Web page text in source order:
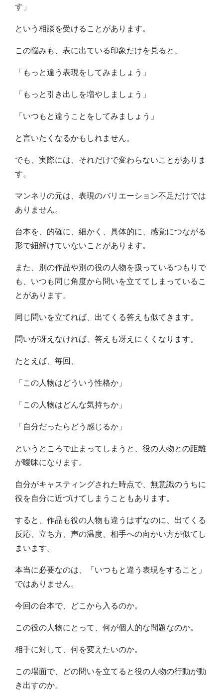
す」
という相談を受けることがあります。
この悩みも、表に出ている印象だけを見ると、
「もっと違う表現をしてみましょう」
「もっと引き出しを増やしましょう」
「いつもと違うことをしてみましょう」
と言いたくなるかもしれません。
でも、実際には、それだけで変わらないことがありま
す。
マンネリの元は、表現のバリエーション不足だけでは
ありません。
台本を、的確に、細かく、具体的に、感覚につながる
形で紐解けていないことがあります。
また、別の作品や別の役の人物を扱っているつもりで
も、いつも同じ角度から問いを立ててしまっているこ
とがあります。
同じ問いを立てれば、出てくる答えも似てきます。
問いが冴えなければ、答えも冴えにくくなります。
たとえば、毎回、
「この人物はどういう性格か」
「この人物はどんな気持ちか」
「自分だったらどう感じるか」
というところで止まってしまうと、役の人物との距離
が曖昧になります。
自分がキャスティングされた時点で、無意識のうちに
役を自分に近づけてしまうこともあります。
すると、作品も役の人物も違うはずなのに、出てくる
反応、立ち方、声の温度、相手への向かい方が似てし
まいます。
本当に必要なのは、「いつもと違う表現をすること」
ではありません。
今回の台本で、どこから入るのか。
この役の人物にとって、何が個人的な問題なのか。
相手に対して、何を変えたいのか。
この場面で、どの問いを立てると役の人物の行動が動
き出すのか。